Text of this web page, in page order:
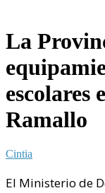
La
escolares
Ramallo
Cintia
El Ministerio de